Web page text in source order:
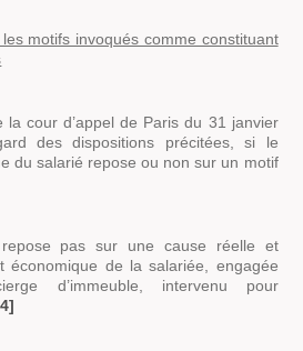
motifs invoqués comme constituant
la cour d’appel de Paris du 31 janvier
des dispositions précitées, si le
du salarié repose ou non sur un motif
pas sur une cause réelle et
économique de la salariée, engagée
d’immeuble, intervenu pour